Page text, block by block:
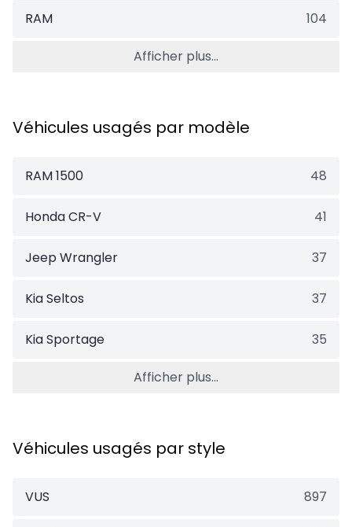
RAM 104
Afficher plus...
Véhicules usagés par modèle
RAM 1500 48
Honda CR-V 41
Jeep Wrangler 37
Kia Seltos 37
Kia Sportage 35
Afficher plus...
Véhicules usagés par style
VUS 897